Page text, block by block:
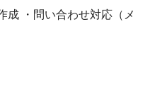
成 ・問い合わせ対応（メ